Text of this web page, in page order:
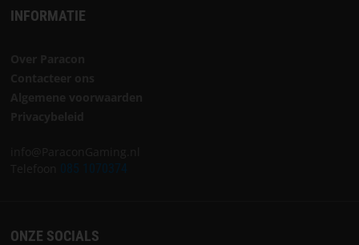
INFORMATIE
085 1070374
ONZE SOCIALS